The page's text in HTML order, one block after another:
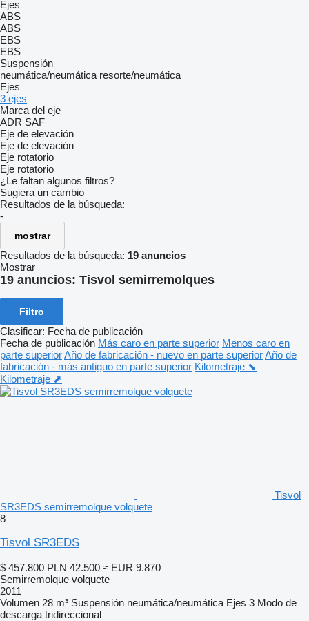
Ejes
ABS
ABS
EBS
EBS
Suspensión
neumática/neumática resorte/neumática
Ejes
3 ejes
Marca del eje
ADR SAF
Eje de elevación
Eje de elevación
Eje rotatorio
Eje rotatorio
¿Le faltan algunos filtros?
Sugiera un cambio
Resultados de la búsqueda:
-
mostrar
Resultados de la búsqueda: 19 anuncios
Mostrar
19 anuncios: Tisvol semirremolques
Filtro
Clasificar: Fecha de publicación
Fecha de publicación Más caro en parte superior Menos caro en
parte superiorAño de fabricación - nuevo en parte superiorAño de
fabricación - más antiguo en parte superior Kilometraje ⬊
Kilometraje ⬈
Tisvol
SR3EDS semirremolque volquete
8
Tisvol SR3EDS
$ 457.800 PLN 42.500 ≈ EUR 9.870
Semirremolque volquete
2011
Volumen 28 m³ Suspensión neumática/neumática Ejes 3 Modo de
descarga tridireccional